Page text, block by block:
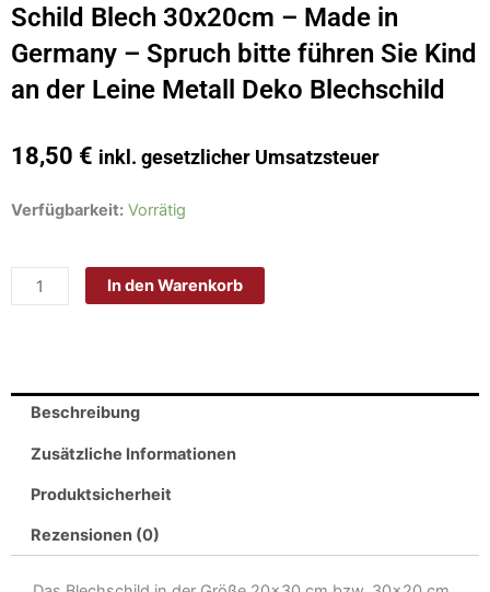
Schild Blech 30x20cm – Made in
Germany – Spruch bitte führen Sie Kind
an der Leine Metall Deko Blechschild
18,50 € inkl. gesetzlicher Umsatzsteuer
Verfügbarkeit: Vorrätig
Schild
-
Spruch
bitte
Kind
an
In den Warenkorb
Beschreibung
Zusätzliche Informationen
Produktsicherheit
Rezensionen (0)